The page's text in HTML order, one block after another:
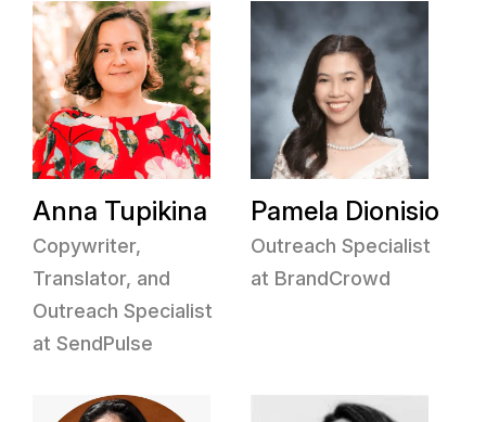
Anna Tupikina
Copywriter,
Translator, and
Outreach Specialist
at SendPulse
Pamela Dionisio
Outreach Specialist
at BrandCrowd